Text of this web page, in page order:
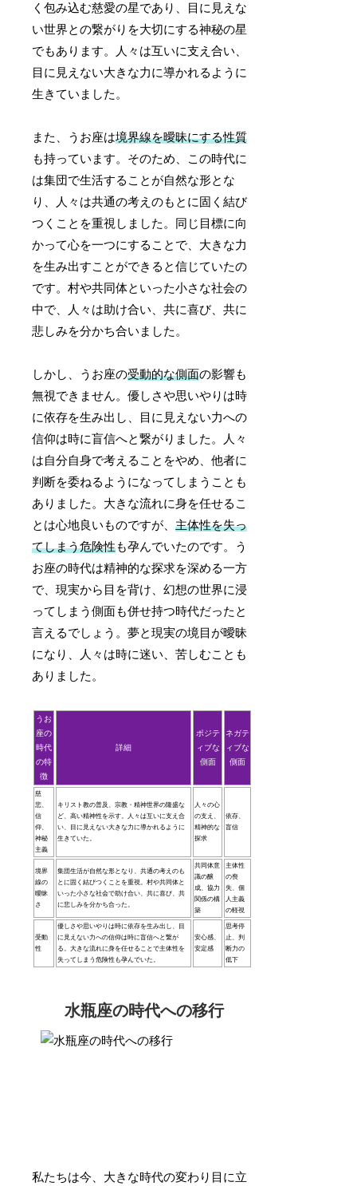
く包み込む慈愛の星であり、目に見えな
い世界との繋がりを大切にする神秘の星
でもあります。人々は互いに支え合い、
目に見えない大きな力に導かれるように
生きていました。
また、うお座は境界線を曖昧にする性質
も持っています。そのため、この時代に
は集団で生活することが自然な形とな
り、人々は共通の考えのもとに固く結び
つくことを重視しました。同じ目標に向
かって心を一つにすることで、大きな力
を生み出すことができると信じていたの
です。村や共同体といった小さな社会の
中で、人々は助け合い、共に喜び、共に
悲しみを分かち合いました。
しかし、うお座の受動的な側面の影響も
無視できません。優しさや思いやりは時
に依存を生み出し、目に見えない力への
信仰は時に盲信へと繋がりました。人々
は自分自身で考えることをやめ、他者に
判断を委ねるようになってしまうことも
ありました。大きな流れに身を任せるこ
とは心地良いものですが、主体性を失っ
てしまう危険性も孕んでいたのです。う
お座の時代は精神的な探求を深める一方
で、現実から目を背け、幻想の世界に浸
ってしまう側面も併せ持つ時代だったと
言えるでしょう。夢と現実の境目が曖昧
になり、人々は時に迷い、苦しむことも
ありました。
うお
座の
時代
の特
徴
詳細
ポジテ
ィブな
側面
ネガテ
ィブな
側面
慈
悲、
信
仰、
神秘
主義
キリスト教の普及、宗教・精神世界の隆盛な
ど、高い精神性を示す。人々は互いに支え合
い、目に見えない大きな力に導かれるように
生きていた。
人々の心
の支え、
精神的な
探求
依存、
盲信
境界
線の
曖昧
さ
集団生活が自然な形となり、共通の考えのも
とに固く結びつくことを重視。村や共同体と
いった小さな社会で助け合い、共に喜び、共
に悲しみを分かち合った。
共同体意
識の醸
成、協力
関係の構
築
主体性
の喪
失、個
人主義
の軽視
受動
性
優しさや思いやりは時に依存を生み出し、目
に見えない力への信仰は時に盲信へと繋が
る。大きな流れに身を任せることで主体性を
失ってしまう危険性も孕んでいた。
安心感、
安定感
思考停
止、判
断力の
低下
水瓶座の時代への移行
私たちは今、大きな時代の変わり目に立